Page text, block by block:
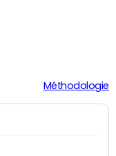
Méthodologie